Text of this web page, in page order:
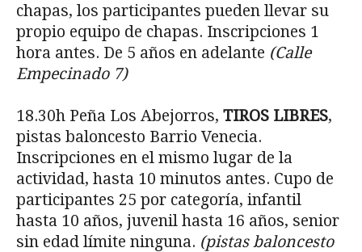
chapas, los participantes pueden llevar su
propio equipo de chapas. Inscripciones 1
hora antes. De 5 años en adelante (Calle
Empecinado 7)
18.30h Peña Los Abejorros, TIROS LIBRES,
pistas baloncesto Barrio Venecia.
Inscripciones en el mismo lugar de la
actividad, hasta 10 minutos antes. Cupo de
participantes 25 por categoría, infantil
hasta 10 años, juvenil hasta 16 años, senior
sin edad límite ninguna. (pistas baloncesto